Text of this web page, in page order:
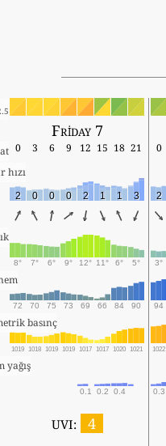
Friday 7
0 3 6 9 12 15 18 21 0
hızı
2 0 0 0 2 1 1 3 2
8° 7° 6° 9° 12° 11° 6° 5° 3°
72 70 75 73 69 66 84 90 94
basınç
1019 1018 1019 1019 1017 1017 1020 1021 1022
yağış
0.1 0.2 0.4 0.3
UVI: 4